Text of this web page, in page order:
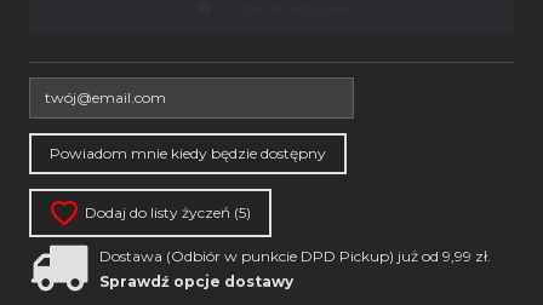
Dodaj do listy życzeń (5)
Dostawa (Odbiór w punkcie DPD Pickup) już od 9,99 zł.
Sprawdź opcje dostawy